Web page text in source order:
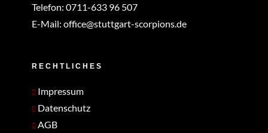
Telefon: 0711-633 96 507
E-Mail: office@stuttgart-scorpions.de
RECHTLICHES
Impressum
Datenschutz
AGB